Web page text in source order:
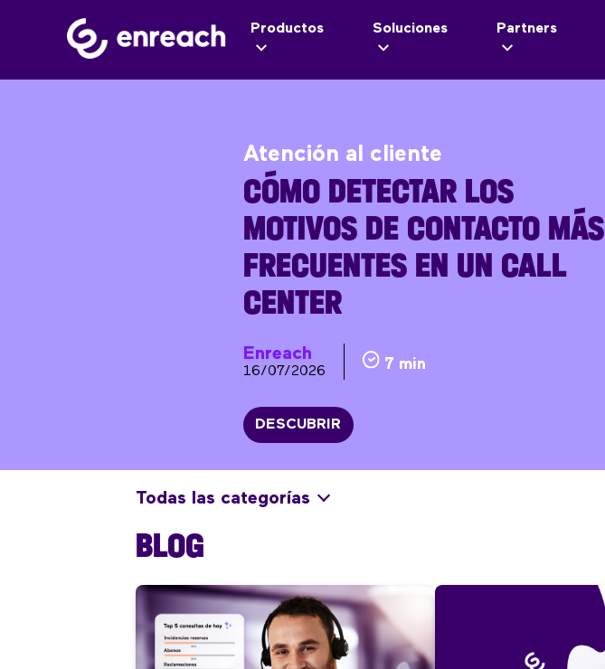
Productos Soluciones Partners
Atención al cliente
CÓMO DETECTAR LOS
MOTIVOS DE CONTACTO MÁS
FRECUENTES EN UN CALL
CENTER
Enreach
16/07/2026 7 min
DESCUBRIR
Todas las categorías
BLOG